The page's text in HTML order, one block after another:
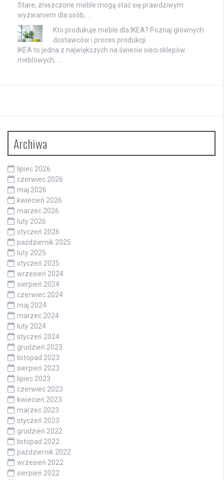
Stare, zniszczone meble mogą stać się prawdziwym
wyzwaniem dla osób, …
Kto produkuje meble dla IKEA? Poznaj głównych
dostawców i proces produkcji.
IKEA to jedna z największych na świecie sieci sklepów
meblowych, …
Archiwa
lipiec 2026
czerwiec 2026
maj 2026
kwiecień 2026
marzec 2026
luty 2026
styczeń 2026
październik 2025
luty 2025
styczeń 2025
wrzesień 2024
sierpień 2024
czerwiec 2024
maj 2024
marzec 2024
luty 2024
styczeń 2024
grudzień 2023
listopad 2023
sierpień 2023
lipiec 2023
czerwiec 2023
kwiecień 2023
marzec 2023
styczeń 2023
grudzień 2022
listopad 2022
październik 2022
wrzesień 2022
sierpień 2022